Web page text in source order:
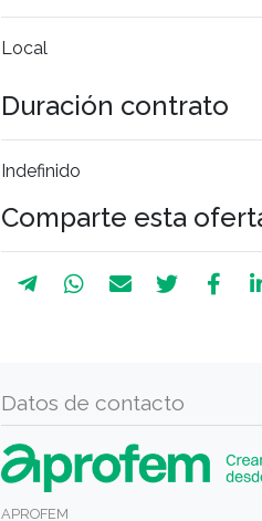
Local
Duración contrato
Indefinido
Comparte esta
Datos de contacto
APROFEM